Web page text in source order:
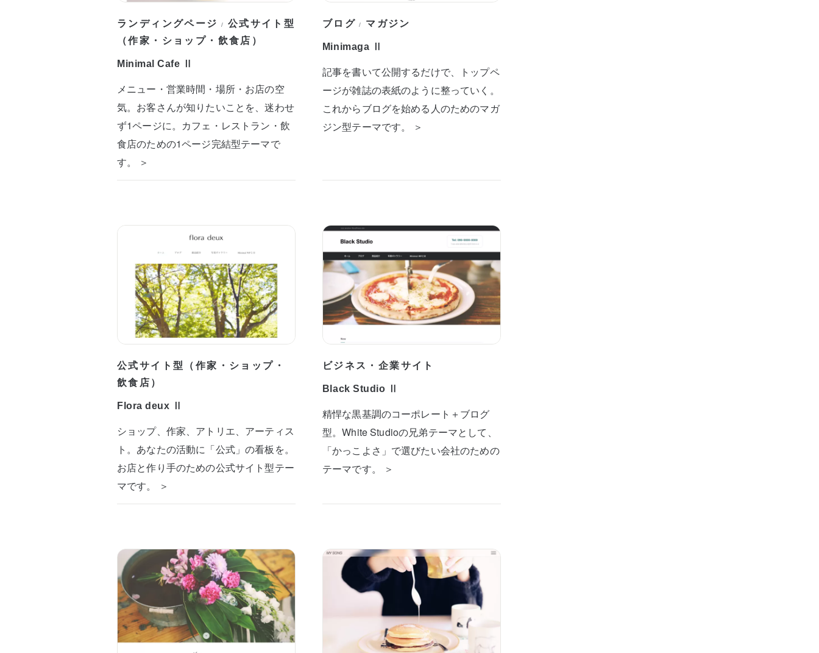
ランディングページ / 公式サイト型
（作家・ショップ・飲食店）
Minimal Cafe Ⅱ
メニュー・営業時間・場所・お店の空
気。お客さんが知りたいことを、迷わせ
ず1ページに。カフェ・レストラン・飲
食店のための1ページ完結型テーマで
す。 ＞
ブログ / マガジン
Minimaga Ⅱ
記事を書いて公開するだけで、トップペ
ージが雑誌の表紙のように整っていく。
これからブログを始める人のためのマガ
ジン型テーマです。 ＞
公式サイト型（作家・ショップ・
飲食店）
Flora deux Ⅱ
ショップ、作家、アトリエ、アーティス
ト。あなたの活動に「公式」の看板を。
お店と作り手のための公式サイト型テー
マです。 ＞
ビジネス・企業サイト
Black Studio Ⅱ
精悍な黒基調のコーポレート＋ブログ
型。White Studioの兄弟テーマとして、
「かっこよさ」で選びたい会社のための
テーマです。 ＞